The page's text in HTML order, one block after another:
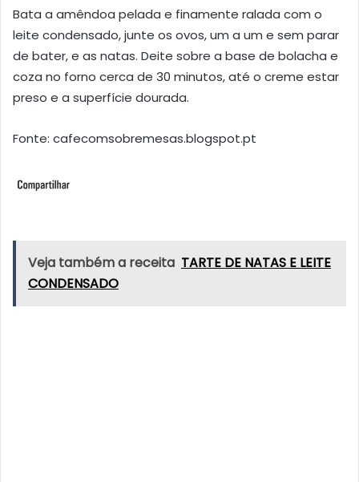
Bata a amêndoa pelada e finamente ralada com o
leite condensado, junte os ovos, um a um e sem parar
de bater, e as natas. Deite sobre a base de bolacha e
coza no forno cerca de 30 minutos, até o creme estar
preso e a superfície dourada.
Fonte: cafecomsobremesas.blogspot.pt
Veja também a receita TARTE DE NATAS E LEITE
CONDENSADO